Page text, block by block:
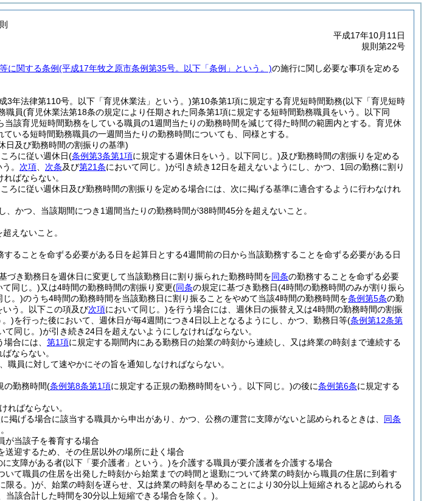
平成17年10月11日
規則第22号
に関する条例(平成17年牧之原市条例第35号。以下「条例」という。)の施行に関し必要な事項を定める
3年法律第110号。以下「育児休業法」という。)第10条第1項に規定する育児短時間勤務(以下「育児短時
職員(育児休業法第18条の規定により任期された同条第1項に規定する短時間勤務職員をいう。以下同
該育児短時間勤務をしている職員の1週間当たりの勤務時間を減じて得た時間の範囲内とする。 育児休
いる短時間勤務職員の一週間当たりの勤務時間についても、同様とする。
日及び勤務時間の割振りの基準)
ろに従い週休日(条例第3条第1項に規定する週休日をいう。以下同じ。)及び勤務時間の割振りを定める
。 次項 次条及び第21条において同じ。)が引き続き12日を超えないようにし、かつ、1回の勤務に割り
ばならない。
ろに従い週休日及び勤務時間の割振りを定める場合には、次に掲げる基準に適合するように行わなけれ
かつ、当該期間につき1週間当たりの勤務時間が38時間45分を超えないこと。
えないこと。
することを命ずる必要がある日を起算日とする4週間前の日から当該勤務することを命ずる必要がある日
づき勤務日を週休日に変更して当該勤務日に割り振られた勤務時間を同条の勤務することを命ずる必要
て同じ。)又は4時間の勤務時間の割振り変更(同条の規定に基づき勤務日(4時間の勤務時間のみが割り振ら
じ。)のうち4時間の勤務時間を当該勤務日に割り振ることをやめて当該4時間の勤務時間を条例第5条の勤
う。以下この項及び次項において同じ。)を行う場合には、週休日の振替え又は4時間の勤務時間の割振
。)を行った後において、週休日が毎4週間につき4日以上となるようにし、かつ、勤務日等(条例第12条第
て同じ。)が引き続き24日を超えないようにしなければならない。
合には、 第1項に規定する期間内にある勤務日の始業の時刻から連続し、又は終業の時刻まで連続する
ならない。
員に対して速やかにその旨を通知しなければならない。
の勤務時間(条例第8条第1項に規定する正規の勤務時間をいう。以下同じ。)の後に条例第6条に規定する
ればならない。
掲げる場合に該当する職員から申出があり、かつ、公務の運営に支障がないと認められるときは、 同条
が当該子を養育する場合
迎するため、その住居以外の場所に赴く場合
に支障がある者(以下「要介護者」という。)を介護する職員が要介護者を介護する場合
て職員の住居を出発した時刻から始業までの時間と退勤について終業の時刻から職員の住居に到着す
限る。)が、始業の時刻を遅らせ、又は終業の時刻を早めることにより30分以上短縮されると認められる
当該合計した時間を30分以上短縮できる場合を除く。)。